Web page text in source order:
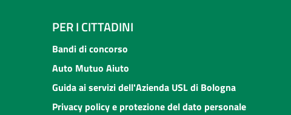
PER I CITTADINI
Bandi di concorso
Auto Mutuo Aiuto
Guida ai servizi dell'Azienda USL di Bologna
Privacy policy e protezione del dato personale